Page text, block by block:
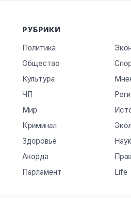
РУБРИКИ
Политика
Общество
Культура
ЧП
Мир
Криминал
Здоровье
Акорда
Парламент
Life